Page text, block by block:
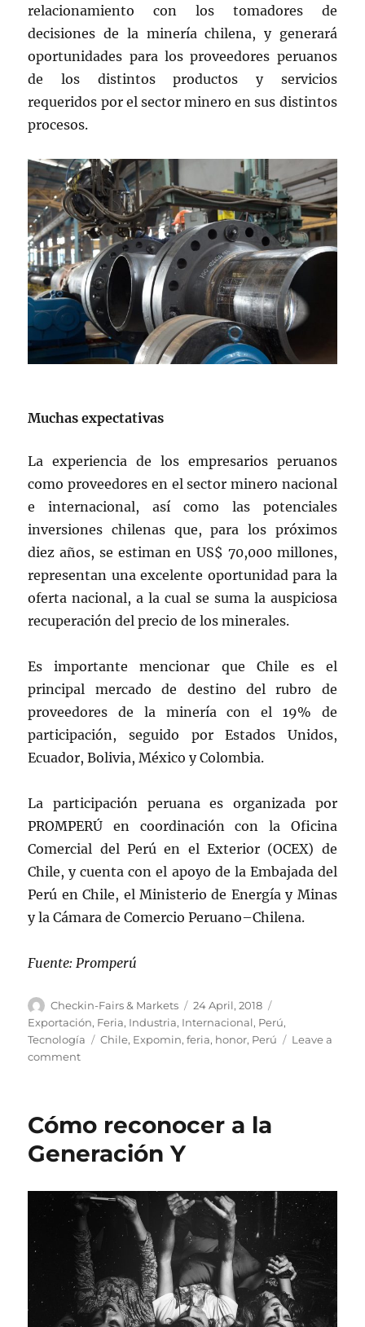
relacionamiento con los tomadores de
decisiones de la minería chilena, y generará
oportunidades para los proveedores peruanos
de los distintos productos y servicios
requeridos por el sector minero en sus distintos
procesos.
Muchas expectativas
La experiencia de los empresarios peruanos
como proveedores en el sector minero nacional
e internacional, así como las potenciales
inversiones chilenas que, para los próximos
diez años, se estiman en US$ 70,000 millones,
representan una excelente oportunidad para la
oferta nacional, a la cual se suma la auspiciosa
recuperación del precio de los minerales.
Es importante mencionar que Chile es el
principal mercado de destino del rubro de
proveedores de la minería con el 19% de
participación, seguido por Estados Unidos,
Ecuador, Bolivia, México y Colombia.
La participación peruana es organizada por
PROMPERÚ en coordinación con la Oficina
Comercial del Perú en el Exterior (OCEX) de
Chile, y cuenta con el apoyo de la Embajada del
Perú en Chile, el Ministerio de Energía y Minas
y la Cámara de Comercio Peruano–Chilena.
Fuente: Promperú
Author
Checkin-Fairs & Markets
Posted
on
24 April, 2018
Exportación, Feria, Industria, Internacional, Perú,
Tecnología
Tags
Chile, Expomin,feria, honor, Perú
Leave a
commenton
invitado
honor
Cómo reconocer a la
Generación Y